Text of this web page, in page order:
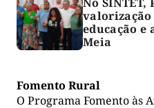
educação e
Meia
Fomento Rural
O Programa Fomento às